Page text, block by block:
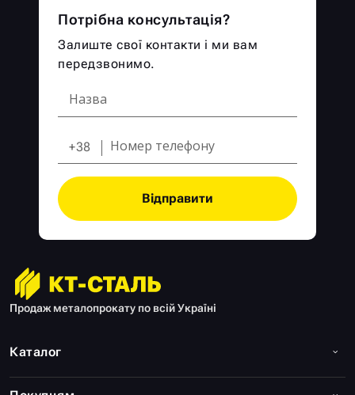
Продаж металопрокату по всій Україні
Каталог
Потрібна консультація?
Залиште свої контакти і ми вам
передзвонимо.
+38
Відправити